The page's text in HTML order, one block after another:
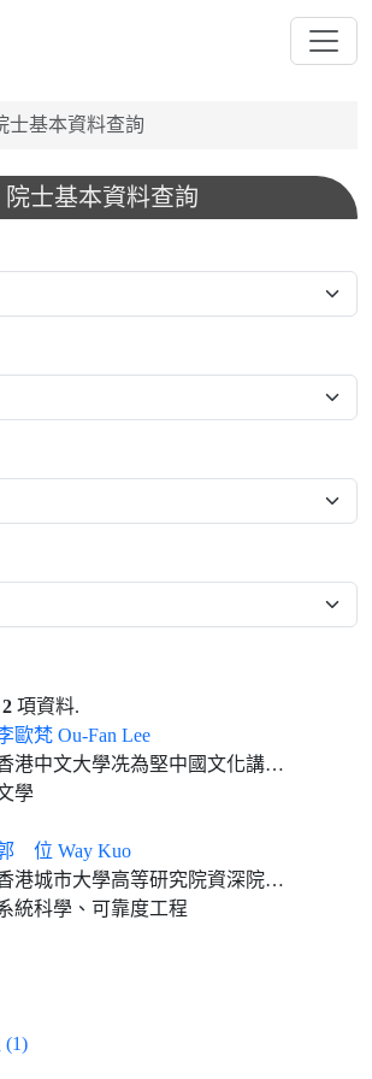
士基本資料查詢
院士基本資料查詢
2 項資料.
歐梵 Ou-Fan Lee
港中文大學冼為堅中國文化講座教授退休
學
位 Way Kuo
港城市大學高等研究院資深院士 香港城市大學榮休校長及大學傑出教授
統科學、可靠度工程
(1)